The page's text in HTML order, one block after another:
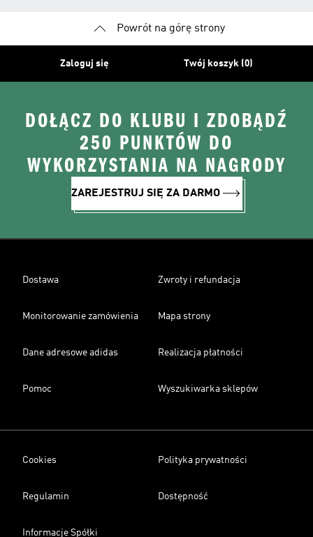
Powrót na górę strony
Zaloguj się Twój koszyk (0)
DOŁĄCZ DO KLUBU I ZDOBĄDŹ
250 PUNKTÓW DO
WYKORZYSTANIA NA NAGRODY
ZAREJESTRUJ SIĘ ZA DARMO
Dostawa Zwroty i refundacja
Monitorowanie zamówienia Mapa strony
Dane adresowe adidas Realizacja płatności
Pomoc Wyszukiwarka sklepów
Cookies Polityka prywatności
Regulamin Dostępność
Informacje Spółki